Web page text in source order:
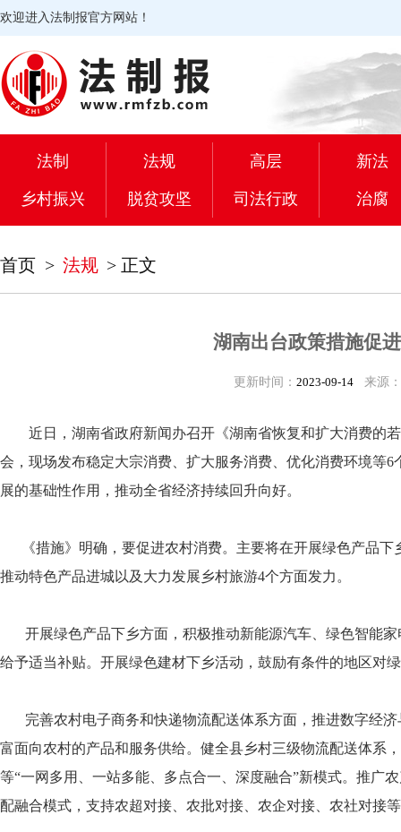
欢迎进入法制报官方网站！
法制 法规 高层 新法
乡村振兴 脱贫攻坚 司法行政 治腐
首页 > 法规 > 正文
湖南出台政策措施促
更新时间： 2023-09-14 来源：
近日，湖南省政府新闻办召开《湖南省恢复和扩大消费的
会，现场发布稳定大宗消费、扩大服务消费、优化消费环境等
展的基础性作用，推动全省经济持续回升向好。
《措施》明确，要促进农村消费。主要将在开展绿色产品下
推动特色产品进城以及大力发展乡村旅游4个方面发力。
开展绿色产品下乡方面，积极推动新能源汽车、绿色智能家
给予适当补贴。开展绿色建材下乡活动，鼓励有条件的地区对
完善农村电子商务和快递物流配送体系方面，推进数字经济
富面向农村的产品和服务供给。健全县乡村三级物流配送体系
等“一网多用、一站多能、多点合一、深度融合”新模式。推广
配融合模式，支持农超对接、农批对接、农企对接、农社对接